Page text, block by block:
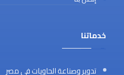
خدماتنا
تدوير وصناعة الحاويات في مصر